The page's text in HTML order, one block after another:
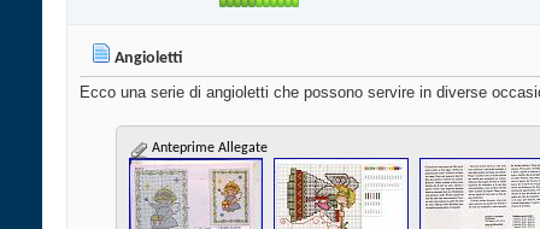
Angioletti
Ecco una serie di angioletti che possono servire in diverse
Anteprime Allegate